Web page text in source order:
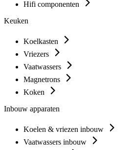
Hifi componenten
Keuken
Koelkasten
Vriezers
Vaatwassers
Magnetrons
Koken
Inbouw apparaten
Koelen & vriezen inbouw
Vaatwassers inbouw